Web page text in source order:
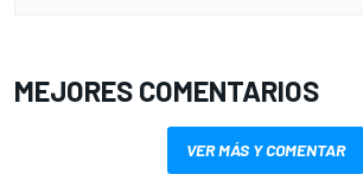
MEJORES COMENTARIOS
VER MÁS Y COMENTAR